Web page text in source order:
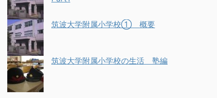
筑波大学附属小学校① 概要
筑波大学附属小学校の生活 塾編